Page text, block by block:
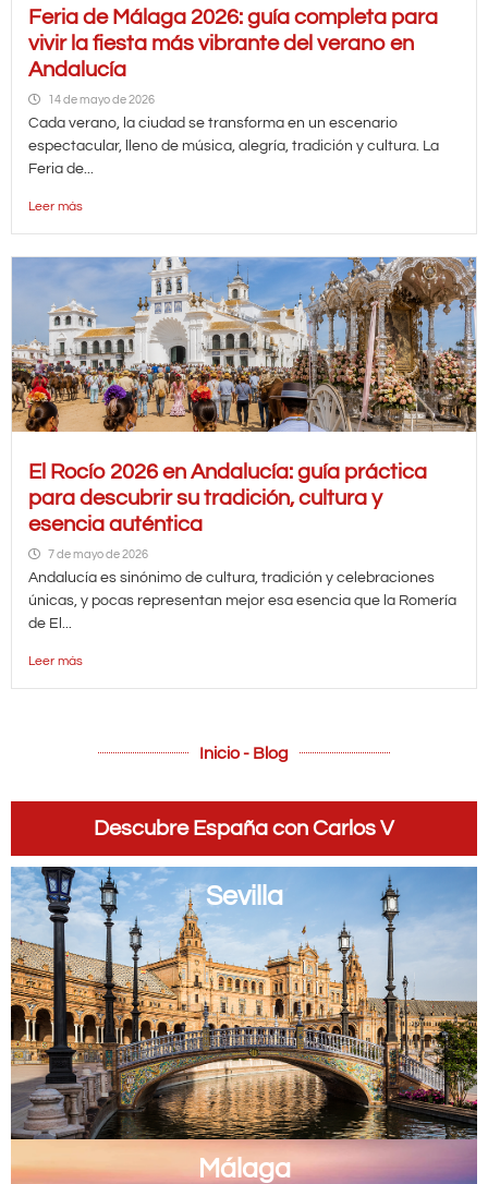
Feria de Málaga 2026: guía completa para
vivir la fiesta más vibrante del verano en
Andalucía
14 de mayo de 2026
Cada verano, la ciudad se transforma en un escenario
espectacular, lleno de música, alegría, tradición y cultura. La
Feria de...
Leer más
El Rocío 2026 en Andalucía: guía práctica
para descubrir su tradición, cultura y
esencia auténtica
7 de mayo de 2026
Andalucía es sinónimo de cultura, tradición y celebraciones
únicas, y pocas representan mejor esa esencia que la Romería
de El...
Leer más
Inicio - Blog
Descubre España con Carlos V
Sevilla
Málaga